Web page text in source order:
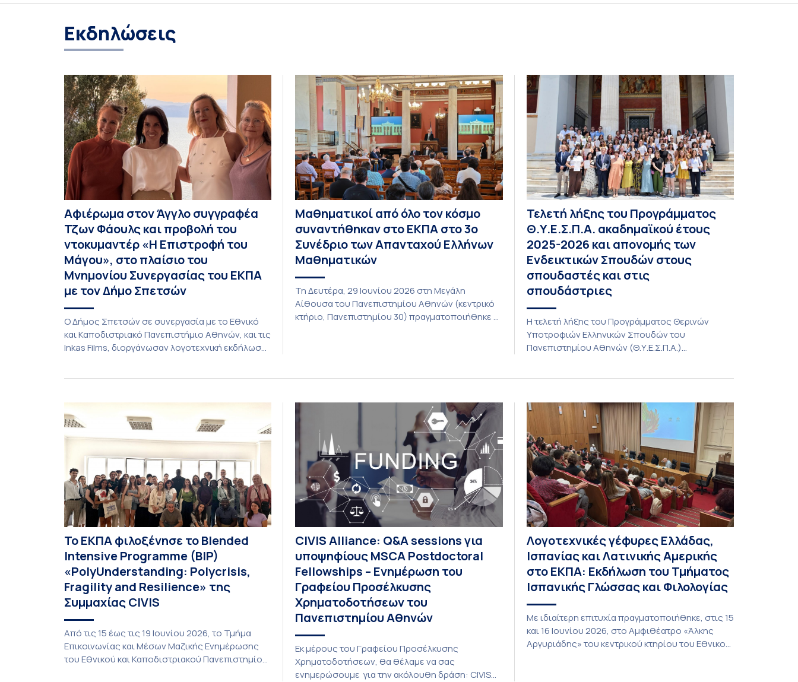
Εκδηλώσεις
Αφιέρωμα στον Άγγλο συγγραφέα
Τζων Φάουλς και προβολή του
ντοκυμαντέρ «Η Επιστροφή του
Μάγου», στο πλαίσιο του
Μνημονίου Συνεργασίας του ΕΚΠΑ
με τον Δήμο Σπετσών
Ο Δήμος Σπετσών σε συνεργασία με το Εθνικό
και Καποδιστριακό Πανεπιστήμιο Αθηνών, και τις
Inkas Films, διοργάνωσαν λογοτεχνική εκδήλωση
επιστροφή του Μάγου». Η εκδήλωση
διοργανώθηκε στο πλαίσιο της συνεργασίας του
Δήμου Σπετσών και του Εθνικού και
Καποδιστριακού […]
Μαθηματικοί από όλο τον κόσμο
συναντήθηκαν στο ΕΚΠΑ στο 3ο
Συνέδριο των Απανταχού Ελλήνων
Μαθηματικών
Τη Δευτέρα, 29 Ιουνίου 2026 στη Μεγάλη
Αίθουσα του Πανεπιστημίου Αθηνών (κεντρικό
κτήριο, Πανεπιστημίου 30) πραγματοποιήθηκε η
Στατιστικής όλων των Πανεπιστημίων της
πραγματοποιήθηκε υπό την αιγίδα […]
Τελετή λήξης του Προγράμματος
Θ.Υ.Ε.Σ.Π.Α. ακαδημαϊκού έτους
2025-2026 και απονομής των
Ενδεικτικών Σπουδών στους
σπουδαστές και στις
σπουδάστριες
Η τελετή λήξης του Προγράμματος Θερινών
Υποτροφιών Ελληνικών Σπουδών του
Πανεπιστημίου Αθηνών (Θ.Υ.Ε.Σ.Π.Α.)
Πέμπτη 9 Ιουλίου 2026 στη Μεγάλη Αίθουσα του
Πανεπιστημίου Αθηνών. Την προσφώνηση
πραγματοποίησε η Αντιπρύτανις Ακαδημαϊκών,
Διεθνών Σχέσεων και Εξωστρέφειας, καθηγήτρια
Σοφία Παπαϊωάννου. Χαιρετισμούς απήθυναν
οι: − Αναπληρωτής […]
Το ΕΚΠΑ φιλοξένησε το Blended
Intensive Programme (BIP)
«PolyUnderstanding: Polycrisis,
Fragility and Resilience» της
Συμμαχίας CIVIS
Από τις 15 έως τις 19 Ιουνίου 2026, το Τμήμα
Επικοινωνίας και Μέσων Μαζικής Ενημέρωσης
του Εθνικού και Καποδιστριακού Πανεπιστημίου
CIVIS Alliance: Q&A sessions για
υποψηφίους MSCA Postdoctoral
Fellowships – Ενημέρωση του
Γραφείου Προσέλκυσης
Χρηματοδοτήσεων του
Πανεπιστημίου Αθηνών
Εκ μέρους του Γραφείου Προσέλκυσης
Χρηματοδοτήσεων, θα θέλαμε να σας
ενημερώσουμε για την ακόλουθη δράση: CIVIS
Λογοτεχνικές γέφυρες Ελλάδας,
Ισπανίας και Λατινικής Αμερικής
στο ΕΚΠΑ: Εκδήλωση του Τμήματος
Ισπανικής Γλώσσας και Φιλολογίας
Με ιδιαίτερη επιτυχία πραγματοποιήθηκε, στις 15
και 16 Ιουνίου 2026, στο Αμφιθέατρο «Άλκης
Αργυριάδης» του κεντρικού κτηρίου του Εθνικού